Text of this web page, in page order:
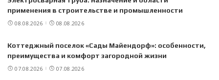
применения в строительстве и промышленности
08.08.2026 08.08.2026
Коттеджный поселок «Сады Майендорф»: особенности,
преимущества и комфорт загородной жизни
07.08.2026 07.08.2026